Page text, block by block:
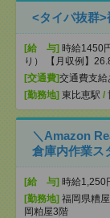
<タイパ抜群
[給 与] 時給1450
り） 【月収例】
[交通費]交通費支給
[勤務地] 東比恵駅 /
＼Amazon
倉庫内作業ス
[給 与] 時給1,250
[勤務地] 福岡県糟
岡粕屋3階